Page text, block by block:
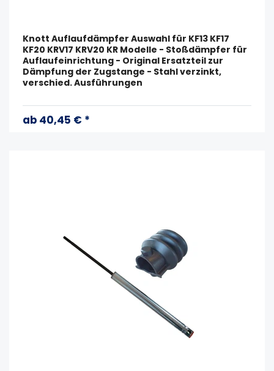
Knott Auflaufdämpfer Auswahl für KF13 KF17
KF20 KRV17 KRV20 KR Modelle - Stoßdämpfer für
Auflaufeinrichtung - Original Ersatzteil zur
Dämpfung der Zugstange - Stahl verzinkt,
verschied. Ausführungen
ab 40,45 € *